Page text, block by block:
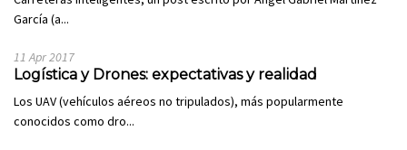
García (a...
11 Apr 2017
Logística y Drones: expectativas y realidad
Los UAV (vehículos aéreos no tripulados), más popularmente
conocidos como dro...